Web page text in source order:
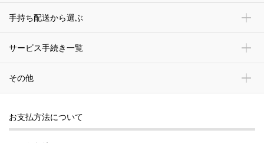
手持ち配送から選ぶ
サービス手続き一覧
その他
お支払方法について